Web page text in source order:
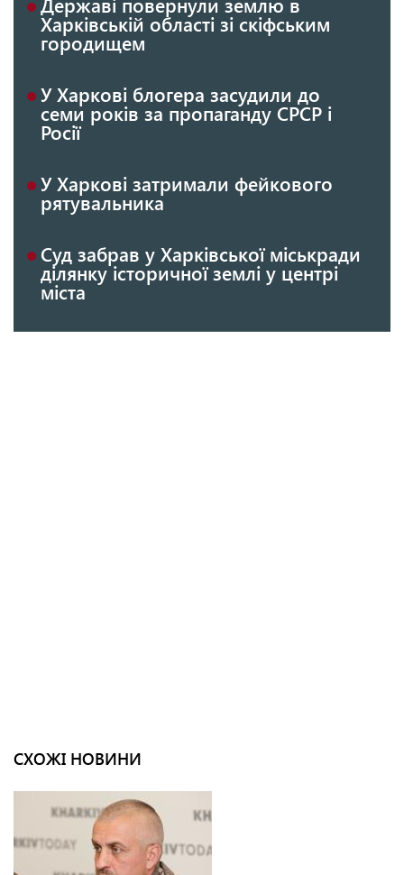
Харківській області зі скіфським
городищем
У Харкові блогера засудили до
семи років за пропаганду СРСР і
Росії
У Харкові затримали фейкового
рятувальника
Суд забрав у Харківської міськради
ділянку історичної землі у центрі
міста
СХОЖІ НОВИНИ